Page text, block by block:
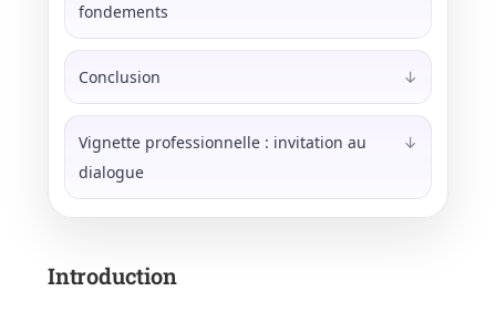
fondements
Conclusion ↓
Vignette professionnelle : invitation au
dialogue
↓
Introduction